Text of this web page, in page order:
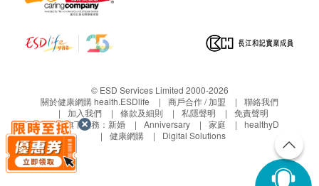
© ESD Services Limited 2000-2026
關於健康網購 health.ESDlife
商戶合作 / 加盟
聯絡我們
加入我們
條款及細則 私隱聲明
免責聲明
生活易旗下業務： 新婚 Anniversary 家庭
healthyD
健康網購
Digital Solutions